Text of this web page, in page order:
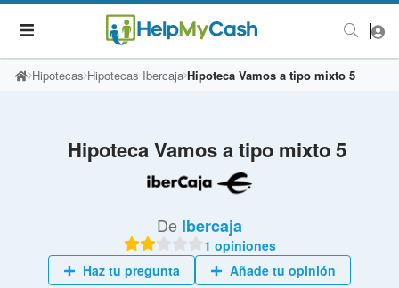
Hipotecas Hipotecas Ibercaja Hipoteca Vamos a tipo mixto 5
Hipoteca Vamos a tipo mixto 5
De Ibercaja
1 opiniones
Haz tu pregunta
Añade tu opinión